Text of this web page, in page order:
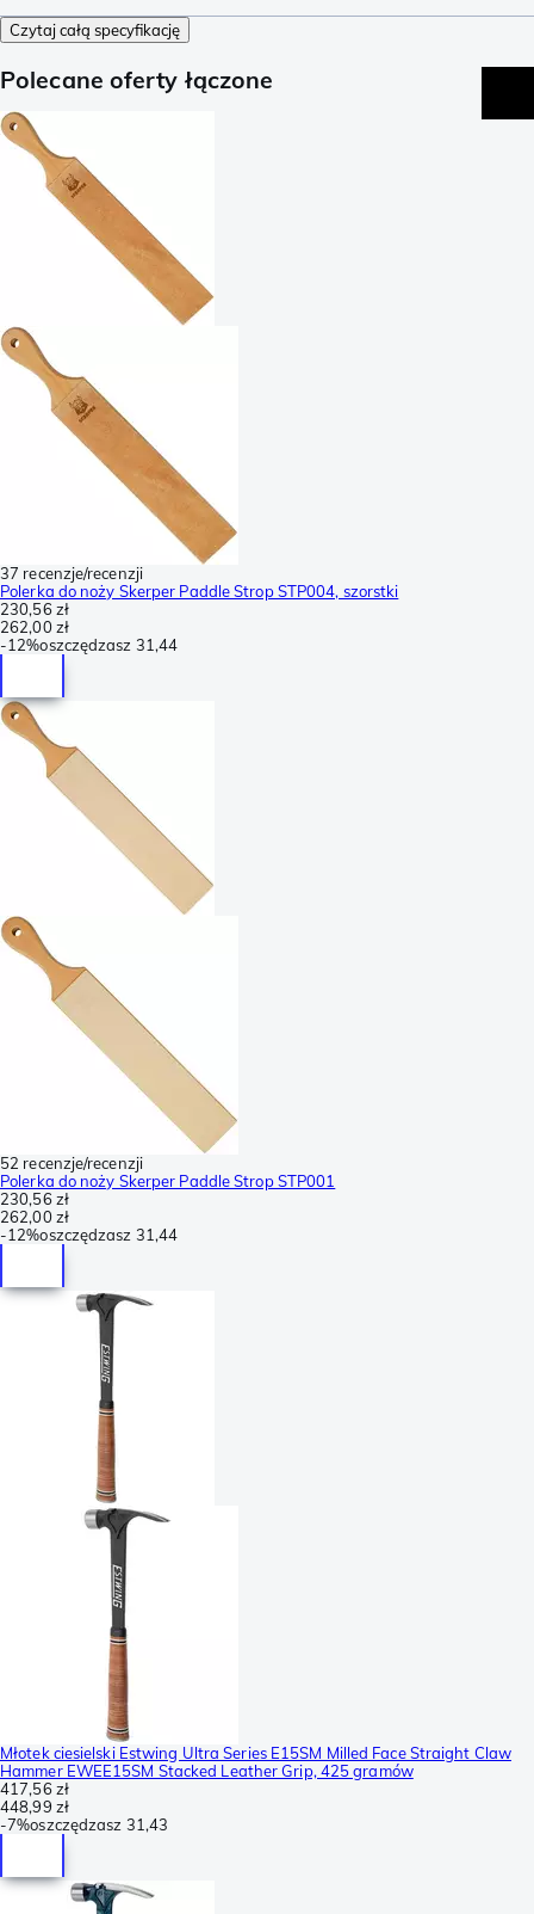
Czytaj całą specyfikację
Polecane oferty łączone
37 recenzje/recenzji
Polerka do noży Skerper Paddle Strop STP004, szorstki
230,56 zł
262,00 zł
-12%oszczędzasz 31,44
52 recenzje/recenzji
Polerka do noży Skerper Paddle Strop STP001
230,56 zł
262,00 zł
-12%oszczędzasz 31,44
Młotek ciesielski Estwing Ultra Series E15SM Milled Face Straight Claw
Hammer EWEE15SM Stacked Leather Grip, 425 gramów
417,56 zł
448,99 zł
-7%oszczędzasz 31,43